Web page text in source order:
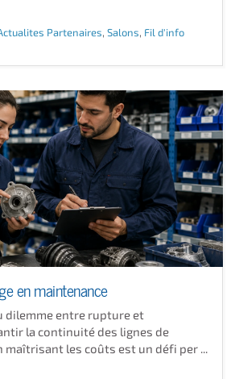
Partenaires, Salons, Fil d'info
en maintenance
dilemme entre rupture et
la continuité des lignes de
les coûts est un défi per ...